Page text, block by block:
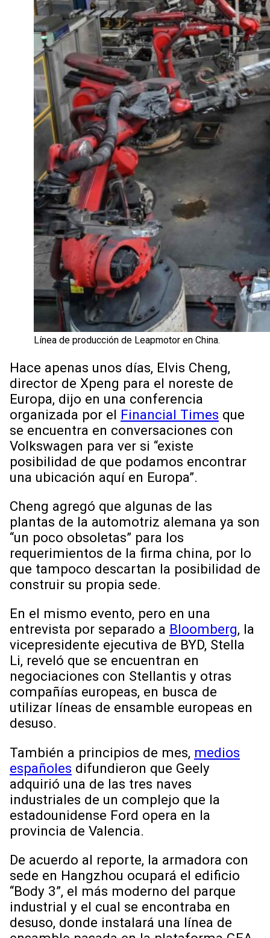
Línea de producción de Leapmotor en China.
Hace apenas unos días, Elvis Cheng,
director de Xpeng para el noreste de
Europa, dijo en una conferencia
organizada por el Financial Times que
se encuentra en conversaciones con
Volkswagen para ver si “existe
posibilidad de que podamos encontrar
una ubicación aquí en Europa”.
Cheng agregó que algunas de las
plantas de la automotriz alemana ya son
“un poco obsoletas” para los
requerimientos de la firma china, por lo
que tampoco descartan la posibilidad de
construir su propia sede.
En el mismo evento, pero en una
entrevista por separado a Bloomberg, la
vicepresidente ejecutiva de BYD, Stella
Li, reveló que se encuentran en
negociaciones con Stellantis y otras
compañías europeas, en busca de
utilizar líneas de ensamble europeas en
desuso.
También a principios de mes, medios
españoles difundieron que Geely
adquirió una de las tres naves
industriales de un complejo que la
estadounidense Ford opera en la
provincia de Valencia.
De acuerdo al reporte, la armadora con
sede en Hangzhou ocupará el edificio
“Body 3”, el más moderno del parque
industrial y el cual se encontraba en
desuso, donde instalará una línea de